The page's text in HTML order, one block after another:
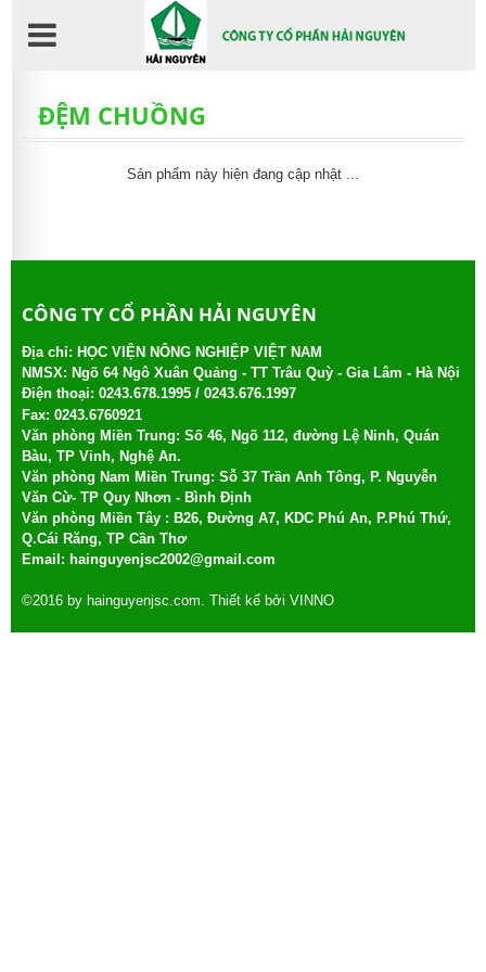
Nhảy
đến
nội
ĐỆM CHUỒNG
Sản phẩm này hiện đang cập nhật ...
CÔNG TY CỔ PHẦN HẢI NGUYÊN
Địa chỉ: HỌC VIỆN NÔNG NGHIỆP VIỆT NAM
NMSX: Ngõ 64 Ngô Xuân Quảng - TT Trâu Quỳ - Gia Lâm - Hà Nội
Điện thoại: 0243.678.1995 / 0243.676.1997
Fax: 0243.6760921
Văn phòng Miền Trung: Số 46, Ngõ 112, đường Lệ Ninh, Quán
Bàu, TP Vinh, Nghệ An.
Văn phòng Nam Miền Trung: Sỗ 37 Trần Anh Tông, P. Nguyễn
Văn Cừ- TP Quy Nhơn - Bình Định
Văn phòng Miền Tây : B26, Đường A7, KDC Phú An, P.Phú Thứ,
Q.Cái Răng, TP Cần Thơ
Email: hainguyenjsc2002@gmail.com
©2016 by hainguyenjsc.com. Thiết kế bởi VINNO